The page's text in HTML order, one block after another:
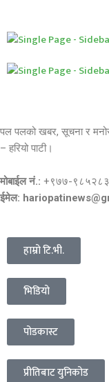
पल पलको खबर, सूचना र
– हरियो पाटी।
मोबाईल नं.: +९७७-
ईमेल:
हाम्रो टि.भी.
भिडियो
पोडकास्ट
प्रीतिबाट युनिकोड